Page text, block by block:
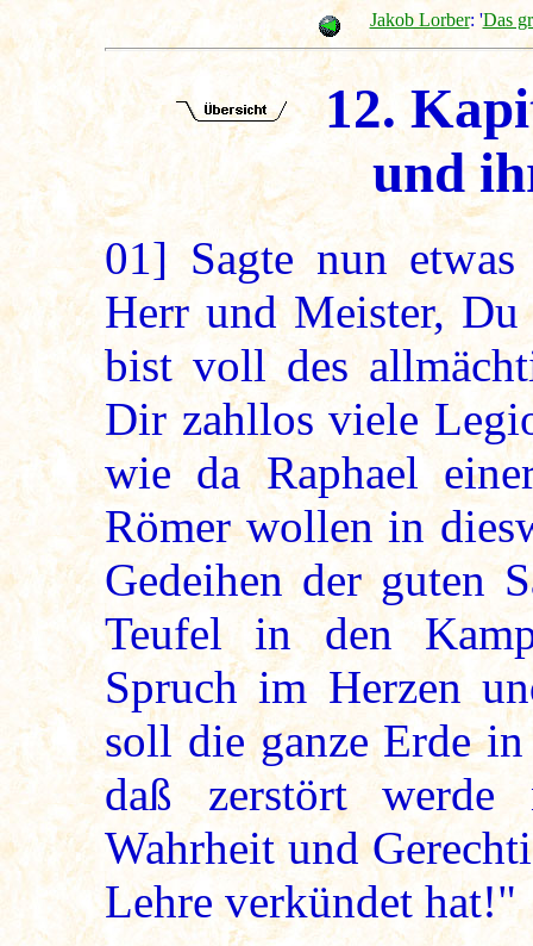
Jakob Lorber: 'Das
12.
und
01] Sagte nun
Herr und Meister,
bist voll des
Dir zahllos viele
wie da Raphael
Römer wollen in
Gedeihen der guten
Teufel in den
Spruch im Herzen
soll die ganze Erde
daß zerstört
Wahrheit und
Lehre verkündet hat!"